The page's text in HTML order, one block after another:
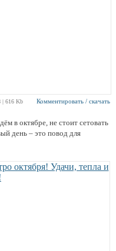
| 616 Kb Комментировать / скачать
в октябре, не стоит сетовать
день – это повод для